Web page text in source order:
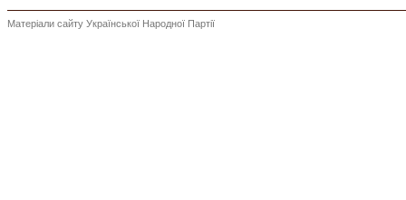
Матеріали сайту Української Народної Партії